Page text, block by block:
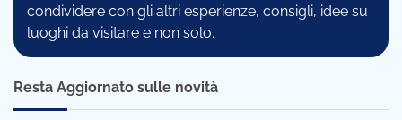
condividere con gli altri esperienze, consigli, idee su
luoghi da visitare e non solo.
Resta Aggiornato sulle novità